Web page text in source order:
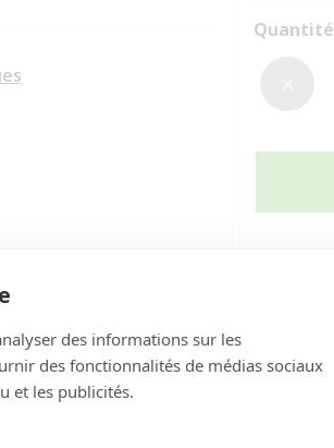
Quantité
des informations sur les
des fonctionnalités de médias sociaux
et les publicités.